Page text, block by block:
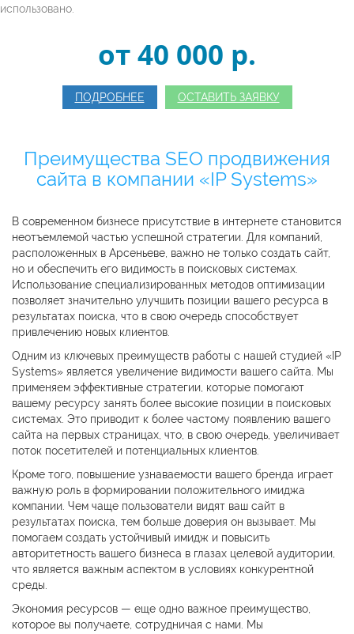
использовано.
от 40 000 p.
ПОДРОБНЕЕ ОСТАВИТЬ ЗАЯВКУ
Преимущества SEO продвижения
сайта в компании «IP Systems»
В современном бизнесе присутствие в интернете становится
неотъемлемой частью успешной стратегии. Для компаний,
расположенных в Арсеньеве, важно не только создать сайт,
но и обеспечить его видимость в поисковых системах.
Использование специализированных методов оптимизации
позволяет значительно улучшить позиции вашего ресурса в
результатах поиска, что в свою очередь способствует
привлечению новых клиентов.
Одним из ключевых преимуществ работы с нашей студией «IP
Systems» является увеличение видимости вашего сайта. Мы
применяем эффективные стратегии, которые помогают
вашему ресурсу занять более высокие позиции в поисковых
системах. Это приводит к более частому появлению вашего
сайта на первых страницах, что, в свою очередь, увеличивает
поток посетителей и потенциальных клиентов.
Кроме того, повышение узнаваемости вашего бренда играет
важную роль в формировании положительного имиджа
компании. Чем чаще пользователи видят ваш сайт в
результатах поиска, тем больше доверия он вызывает. Мы
помогаем создать устойчивый имидж и повысить
авторитетность вашего бизнеса в глазах целевой аудитории,
что является важным аспектом в условиях конкурентной
среды.
Экономия ресурсов — еще одно важное преимущество,
которое вы получаете, сотрудничая с нами. Мы